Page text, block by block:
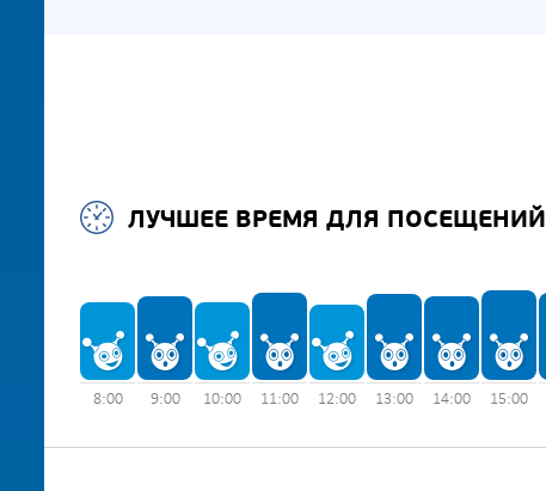
ЛУЧШЕЕ ВРЕМЯ ДЛЯ ПОСЕЩЕНИЙ
8:00 9:00 10:00 11:00 12:00 13:00 14:00 15:00